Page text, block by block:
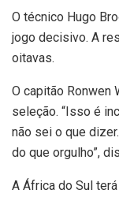
O técnico Hugo
jogo decisivo. A
oitavas.
O capitão Ronwen
seleção. “Isso é
não sei o que
do que orgulho”,
A África do Sul